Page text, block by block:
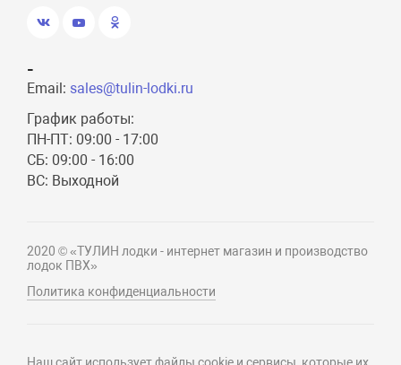
-
Email: sales@tulin-lodki.ru
График работы:
ПН-ПТ: 09:00 - 17:00
СБ: 09:00 - 16:00
ВС: Выходной
2020 © «ТУЛИН лодки - интернет магазин и производство
лодок ПВХ»
Политика конфиденциальности